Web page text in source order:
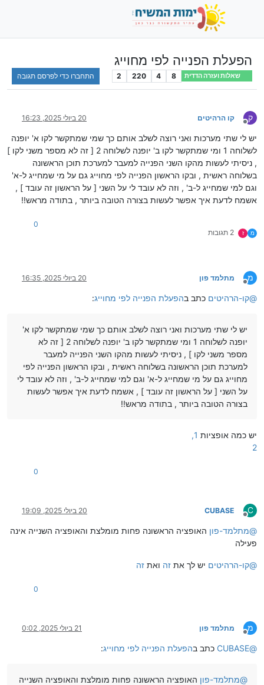
הפעלת הפנייה לפי מחוייג
שאלות ועזרה הדדית 8
4
220
2 התחברו כדי לפרסם תגובה
ק
מנותק
קו הרהיטים 20 ביולי 2025, 16:23
יש לי שתי מערכות ואני רוצה לשלב אותם כך שמי שמתקשר לקו א' יופנה
לשלוחה 1 ומי שמתקשר לקו ב' יופנה לשלוחה 2 [ זה לא מספר משני לקו ]
, ניסיתי לעשות מהקו השני הפנייה למעבר למערכת תוכן הראשונה
בשלוחה ראשית , ובקו הראשון הפנייה לפי מחוייג גם על מי שמחייג ל-א'
וגם למי שמחייג ל-ב' , וזה לא עובד לי על השני [ על הראשון זה עובד ] ,
אשמח לדעת איך אפשר לעשות בצורה הטובה ביותר , בתודה מראש!!
מ ז 2 תגובות
0
מ
מנותק
מתלמד פון 20 ביולי 2025, 16:35
@קו-הרהיטים כתב בהפעלת הפנייה לפי מחוייג:
יש לי שתי מערכות ואני רוצה לשלב אותם כך שמי שמתקשר לקו א'
יופנה לשלוחה 1 ומי שמתקשר לקו ב' יופנה לשלוחה 2 [ זה לא
מספר משני לקו ] , ניסיתי לעשות מהקו השני הפנייה למעבר
למערכת תוכן הראשונה בשלוחה ראשית , ובקו הראשון הפנייה לפי
מחוייג גם על מי שמחייג ל-א' וגם למי שמחייג ל-ב' , וזה לא עובד לי
על השני [ על הראשון זה עובד ] , אשמח לדעת איך אפשר לעשות
בצורה הטובה ביותר , בתודה מראש!!
יש כמה אופציות 1,
2
0
C
מנותק
CUBASE 20 ביולי 2025, 19:09
@מתלמד-פון האופציה הראשונה פחות מומלצת והאופציה השנייה אינה
פעילה
@קו-הרהיטים יש לך את זה ואת זה
0
מ
מנותק
מתלמד פון 21 ביולי 2025, 0:02
@
CUBASE כתב בהפעלת הפנייה לפי מחוייג:
@מתלמד-פון האופציה הראשונה פחות מומלצת והאופציה השנייה